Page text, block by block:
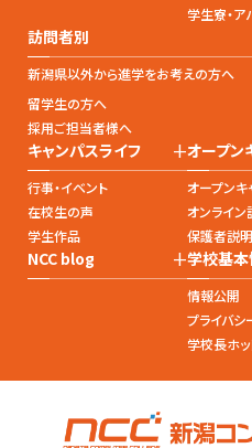
学生寮・ア
訪問者別
新潟県以外から進学をお考えの方へ
留学生の方へ
採用ご担当者様へ
キャンパスライフ +
行事・イベント
在校生の声
学生作品
オープン
オープンキ
オンライ
保護者説
NCC blog +学校基
情報公開
プライバシ
学校長ホッ